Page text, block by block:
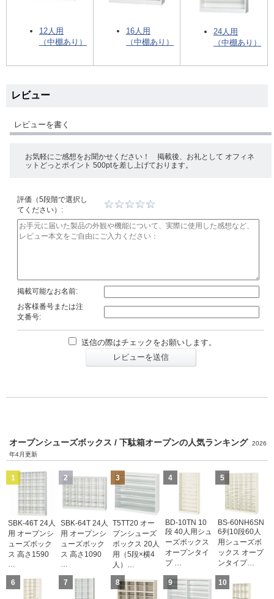
12人用
（中棚あり）
16人用
（中棚あり）
24人用
（中棚あり）
レビュー
レビューを書く
お気軽にご感想をお聞かせください！ 掲載後、お礼として オフィネ
ットどっとポイント 500ptを差し上げております。
評価（5段階で選択し
てください）:
掲載可能なお名前:
お客様番号または注
文番号:
送信の際はチェックをお願いします。
レビューを送信
オープンシューズボックス / 下駄箱オープンの人気ランキング
2026
年4月更新
1
SBK-46T 24人
用 オープンシ
ューズボック
ス 高さ1590
…
2
SBK-64T 24人
用 オープンシ
ューズボック
ス 高さ1090
…
3
T5TT20 オー
プンシューズ
ボックス 20人
用（5段×横4
人）…
4
BD-10TN 10
段 40人用シュ
ーズボックス
オープンタイ
プ …
5
BS-60NH6SN
6列10段60人
用シューズボ
ックス オープ
ンタイプ…
6 7 8 9 10